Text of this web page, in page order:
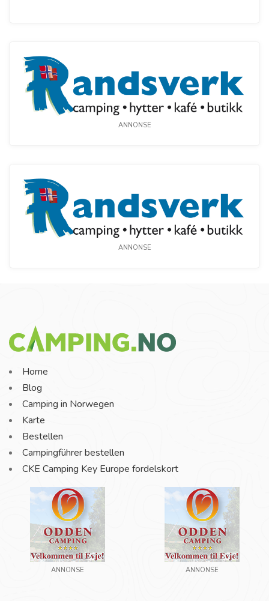
ANNONSE
ANNONSE
Home
Blog
Camping in Norwegen
Karte
Bestellen
Campingführer bestellen
CKE Camping Key Europe fordelskort
ANNONSE ANNONSE